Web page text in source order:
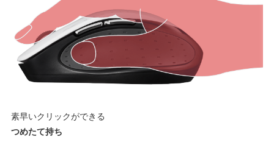
素早いクリックができる
つめたて持ち